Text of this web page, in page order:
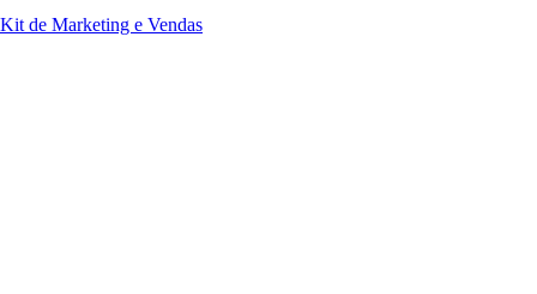
Kit de Marketing e Vendas